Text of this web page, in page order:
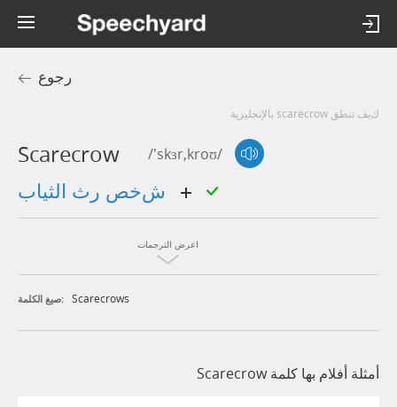
رجوع
كيف تنطق scarecrow بالإنجليزية
Scarecrow /'skɜr,kroʊ/
اعرض الترجمات
صيغ الكلمة: Scarecrows
أمثلة أفلام بها كلمة Scarecrow